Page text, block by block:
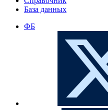
База данных
ФБ